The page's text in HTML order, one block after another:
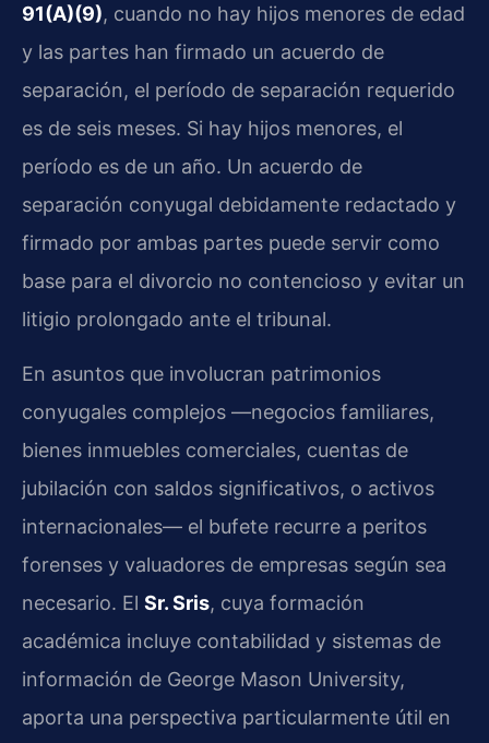
91(A)(9), cuando no hay hijos menores de edad
y las partes han firmado un acuerdo de
separación, el período de separación requerido
es de seis meses. Si hay hijos menores, el
período es de un año. Un acuerdo de
separación conyugal debidamente redactado y
firmado por ambas partes puede servir como
base para el divorcio no contencioso y evitar un
litigio prolongado ante el tribunal.
En asuntos que involucran patrimonios
conyugales complejos —negocios familiares,
bienes inmuebles comerciales, cuentas de
jubilación con saldos significativos, o activos
internacionales— el bufete recurre a peritos
forenses y valuadores de empresas según sea
necesario. El Sr. Sris, cuya formación
académica incluye contabilidad y sistemas de
información de George Mason University,
aporta una perspectiva particularmente útil en